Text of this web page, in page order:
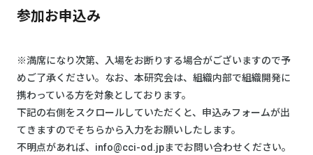
参加お申込み
※満席になり次第、入場をお断りする場合がございますので予
めご了承ください。なお、本研究会は、組織内部で組織開発に
携わっている方を対象としております。
下記の右側をスクロールしていただくと、申込みフォームが出
てきますのでそちらから入力をお願いしたします。
不明点があれば、info@cci-od.jpまでお問い合わせください。